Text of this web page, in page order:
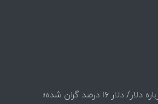
اظهارات همتی درباره دلار/ دلار ۱۶ درصد گران شده؛